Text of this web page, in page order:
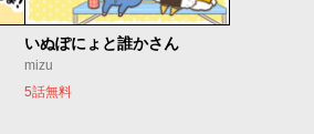
いぬぽにょと誰かさん
mizu
5話無料